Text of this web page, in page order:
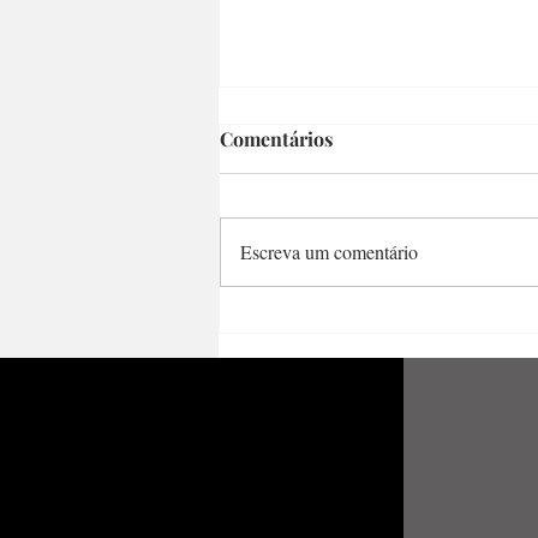
Comentários
Escreva um comentário